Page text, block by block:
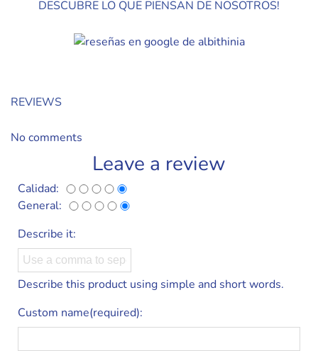
DESCUBRE LO QUE PIENSAN DE NOSOTROS!
REVIEWS
No comments
Leave a review
Calidad:
General:
Describe it:
Describe this product using simple and short words.
Custom name(required):